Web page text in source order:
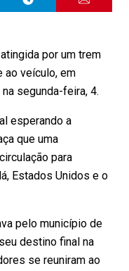
por um trem
ao veículo, em
na segunda-feira, 4.
esperando a
que uma
para
Estados Unidos e o
pelo município de
destino final na
se reuniram ao